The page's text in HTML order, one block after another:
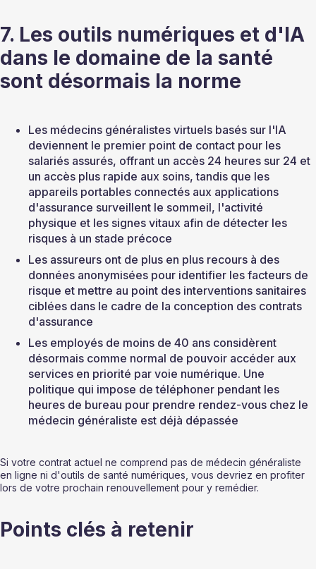
7. Les outils numériques et d'IA
dans le domaine de la santé
sont désormais la norme
Les médecins généralistes virtuels basés sur l'IA
deviennent le premier point de contact pour les
salariés assurés, offrant un accès 24 heures sur 24 et
un accès plus rapide aux soins, tandis que les
appareils portables connectés aux applications
d'assurance surveillent le sommeil, l'activité
physique et les signes vitaux afin de détecter les
risques à un stade précoce
Les assureurs ont de plus en plus recours à des
données anonymisées pour identifier les facteurs de
risque et mettre au point des interventions sanitaires
ciblées dans le cadre de la conception des contrats
d'assurance
Les employés de moins de 40 ans considèrent
désormais comme normal de pouvoir accéder aux
services en priorité par voie numérique. Une
politique qui impose de téléphoner pendant les
heures de bureau pour prendre rendez-vous chez le
médecin généraliste est déjà dépassée
Si votre contrat actuel ne comprend pas de médecin généraliste
en ligne ni d'outils de santé numériques, vous devriez en profiter
lors de votre prochain renouvellement pour y remédier.
Points clés à retenir